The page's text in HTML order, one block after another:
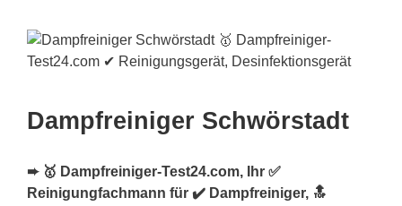
Dampfreiniger Schwörstadt
➨ 🥇 Dampfreiniger-Test24.com, Ihr ✅
Reinigungfachmann für ✔️ Dampfreiniger, 🔝